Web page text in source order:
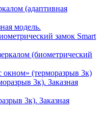
(адаптивная
модель.
замок Smart
(биометрический
окном» (терморазрыв 3к)
3к). Заказная
3к). Заказная